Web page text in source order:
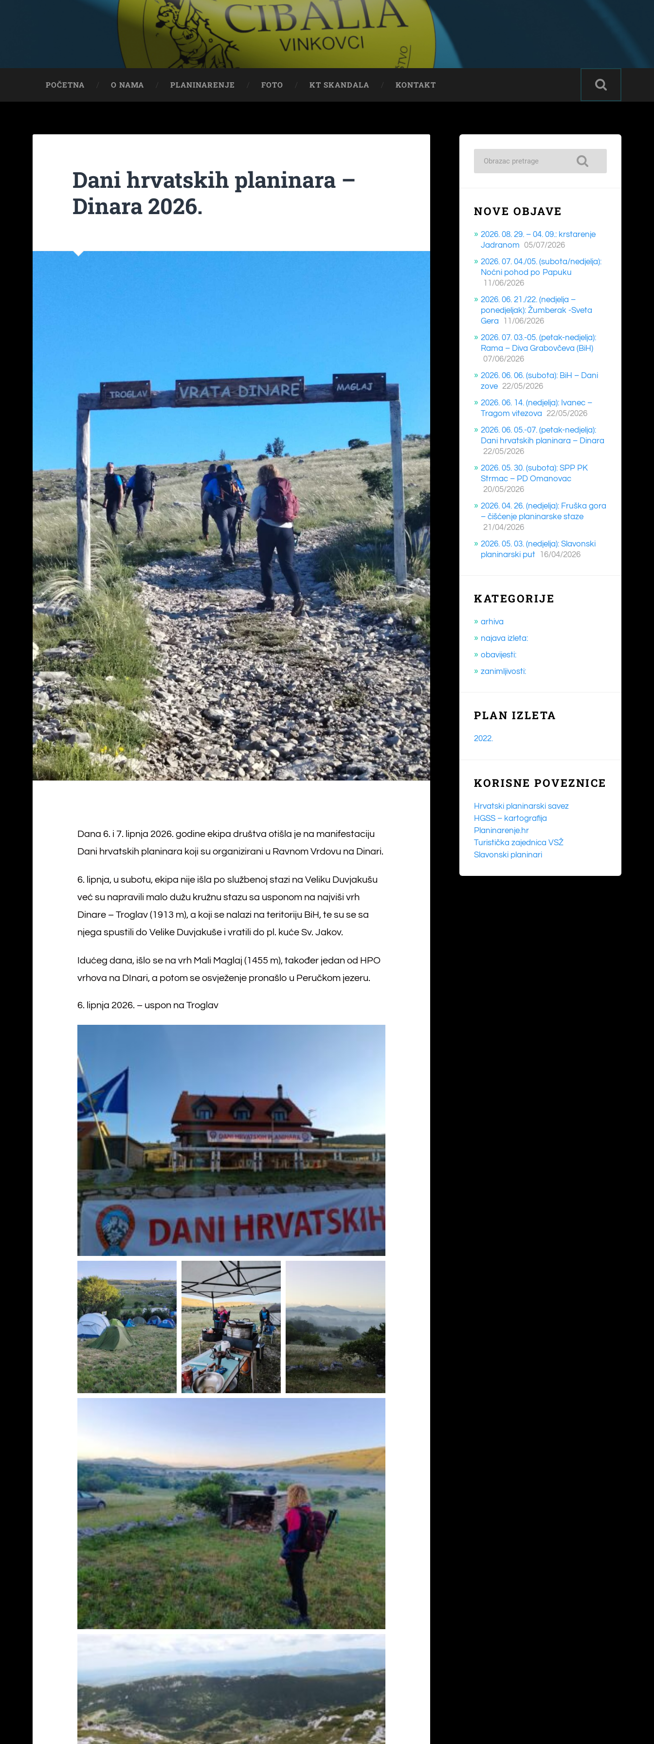
POČETNA O NAMA PLANINARENJE FOTO KT SKANDALA KONTAKT
Dani hrvatskih planinara –
Dinara 2026.
Dana 6. i 7. lipnja 2026. godine ekipa društva otišla je na manifestaciju
Dani hrvatskih planinara koji su organizirani u Ravnom Vrdovu na Dinari.
6. lipnja, u subotu, ekipa nije išla po službenoj stazi na Veliku Duvjakušu
već su napravili malo dužu kružnu stazu sa usponom na najviši vrh
Dinare – Troglav (1913 m), a koji se nalazi na teritoriju BiH, te su se sa
njega spustili do Velike Duvjakuše i vratili do pl. kuće Sv. Jakov.
Idućeg dana, išlo se na vrh Mali Maglaj (1455 m), također jedan od HPO
vrhova na DInari, a potom se osvježenje pronašlo u Peručkom jezeru.
6. lipnja 2026. – uspon na Troglav
NOVE OBJAVE
2026. 08. 29. – 04. 09.: krstarenje
Jadranom 05/07/2026
2026. 07. 04./05. (subota/nedjelja):
Noćni pohod po Papuku
11/06/2026
2026. 06. 21./22. (nedjelja –
ponedjeljak): Žumberak -Sveta
Gera
11/06/2026
2026. 07. 03.-05. (petak-nedjelja):
Rama – Diva Grabovčeva (BiH)
07/06/2026
2026. 06. 06. (subota): BiH – Dani
zove 22/05/2026
2026. 06. 14. (nedjelja): Ivanec –
Tragom vitezova
22/05/2026
2026. 06. 05.-07. (petak-nedjelja):
Dani hrvatskih planinara – Dinara
22/05/2026
2026. 05. 30. (subota): SPP PK
Strmac – PD Omanovac
20/05/2026
2026. 04. 26. (nedjelja): Fruška gora
– čišćenje planinarske staze
21/04/2026
2026. 05. 03. (nedjelja): Slavonski
planinarski put
16/04/2026
KATEGORIJE
arhiva
najava izleta:
obavijesti:
zanimljivosti:
PLAN IZLETA
2022.
KORISNE POVEZNICE
Hrvatski planinarski savez
HGSS – kartografija
Planinarenje.hr
Turistička zajednica VSŽ
Slavonski planinari